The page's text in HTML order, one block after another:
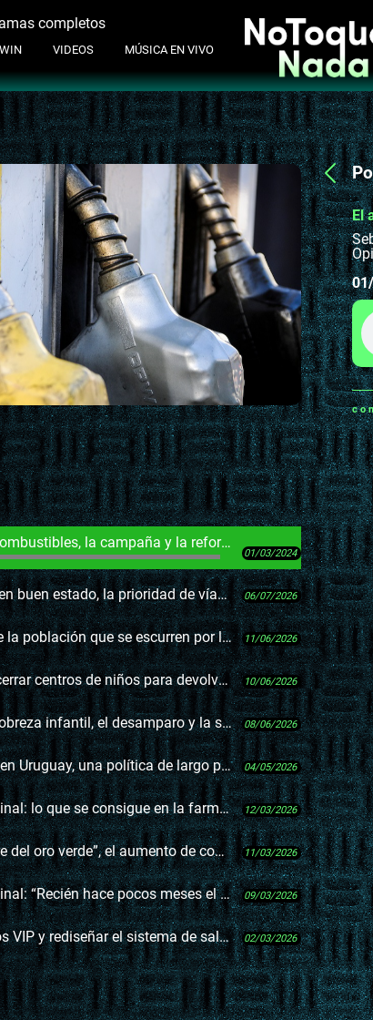
completos
VIDEOS MÚSICA EN VIVO
la campaña y la reforma trunca
01/03/2024
la prioridad de vías transversales y el éxito de los radares 06/07/2026
que se escurren por las grietas del sistema” 11/06/2026
de niños para devolver el derecho a vivir en familia 10/06/2026
el desamparo y la sensación de estado de alarma 08/06/2026
una política de largo plazo y sus razones 04/05/2026
lo que se consigue en la farmacia 12/03/2026
aumento de compradores en farmacia y Brasil como potencial mercado 11/03/2026
pocos meses el Estado puso gente idónea en los lugares clave” 09/03/2026
el sistema de salud, el “templo de los lobbys” 02/03/2026
El